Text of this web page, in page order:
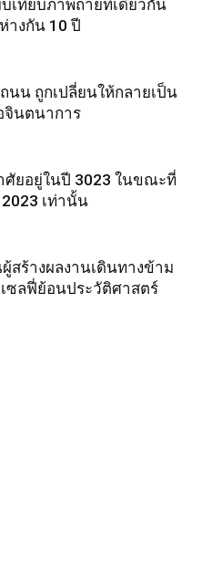
เทียบภาพถ่ายที่เดียวกัน
างกัน 10 ปี
นน ถูกเปลี่ยนให้กลายเป็น
จินตนาการ
ศัยอยู่ในปี 3023 ในขณะที่
2023 เท่านั้น
สร้างผลงานเดินทางข้าม
เซลฟี่ย้อนประวัติศาสตร์